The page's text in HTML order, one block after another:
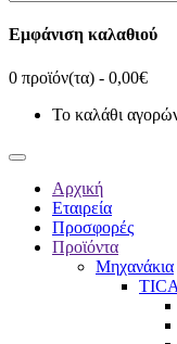
Εμφάνιση καλαθιού
0 προϊόν(τα) - 0,00€
Το καλάθι αγορών
Αρχική
Εταιρεία
Προσφορές
Προϊόντα
Μηχανάκια
TICA